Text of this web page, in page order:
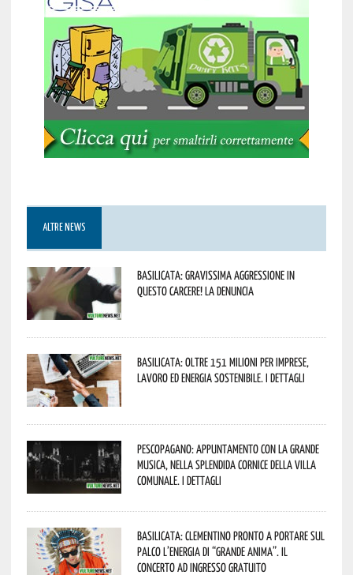
ALTRE NEWS
Basilicata: gravissima aggressione in
questo Carcere! La denuncia
Basilicata: oltre 151 milioni per imprese,
lavoro ed energia sostenibile. I dettagli
Pescopagano: appuntamento con la grande
musica, nella splendida cornice della Villa
Comunale. I dettagli
Basilicata: Clementino pronto a portare sul
palco l’energia di “Grande Anima”. Il
concerto ad ingresso gratuito